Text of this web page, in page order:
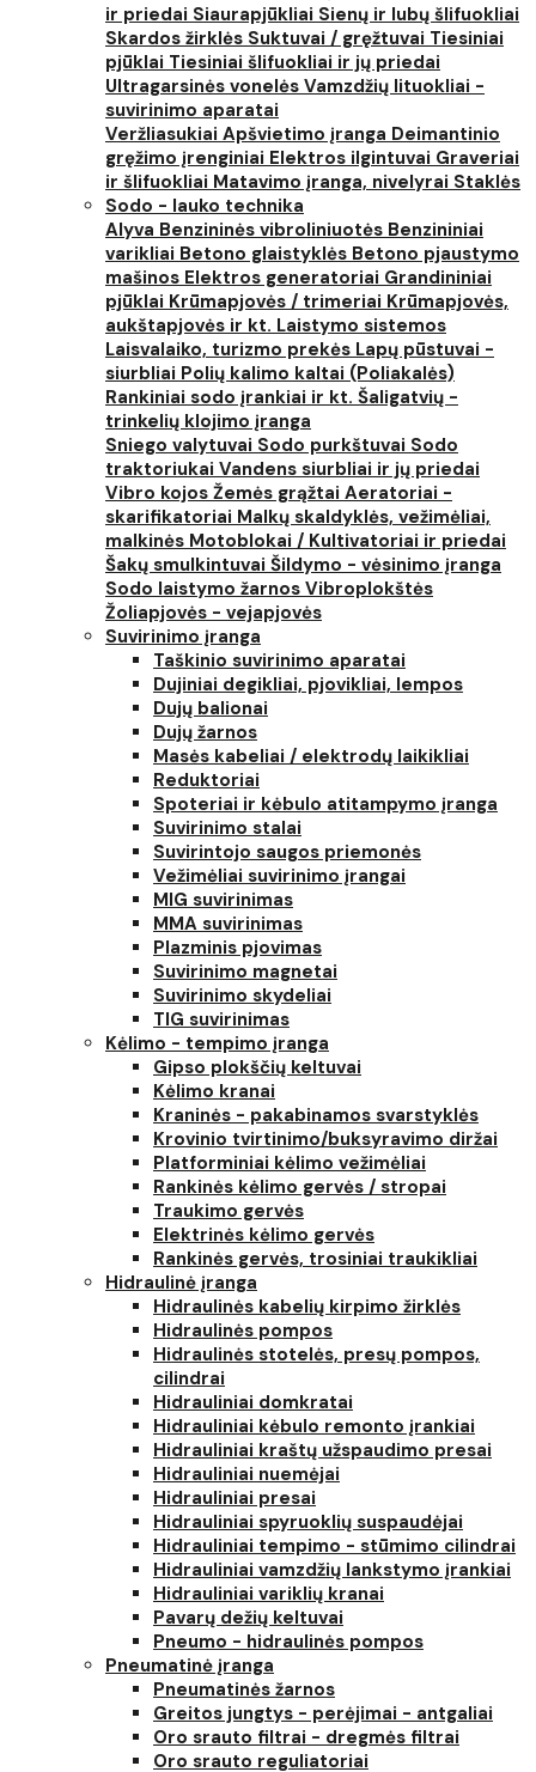
ir priedai Siaurapjūkliai Sienų ir lubų šlifuokliai
Skardos žirklės Suktuvai / gręžtuvai Tiesiniai
pjūklai Tiesiniai šlifuokliai ir jų priedai
Ultragarsinės vonelės Vamzdžių lituokliai -
suvirinimo aparatai
Veržliasukiai Apšvietimo įranga Deimantinio
gręžimo įrenginiai Elektros ilgintuvai Graveriai
ir šlifuokliai Matavimo įranga, nivelyrai Staklės
Sodo - lauko technika
Alyva Benzininės vibroliniuotės Benzininiai
varikliai Betono glaistyklės Betono pjaustymo
mašinos Elektros generatoriai Grandininiai
pjūklai Krūmapjovės / trimeriai Krūmapjovės,
aukštapjovės ir kt. Laistymo sistemos
Laisvalaiko, turizmo prekės Lapų pūstuvai -
siurbliai Polių kalimo kaltai (Poliakalės)
Rankiniai sodo įrankiai ir kt. Šaligatvių -
trinkelių klojimo įranga
Sniego valytuvai Sodo purkštuvai Sodo
traktoriukai Vandens siurbliai ir jų priedai
Vibro kojos Žemės grąžtai Aeratoriai -
skarifikatoriai Malkų skaldyklės, vežimėliai,
malkinės Motoblokai / Kultivatoriai ir priedai
Šakų smulkintuvai Šildymo - vėsinimo įranga
Sodo laistymo žarnos Vibroplokštės
Žoliapjovės - vejapjovės
Suvirinimo įranga
Taškinio suvirinimo aparatai
Dujiniai degikliai, pjovikliai, lempos
Dujų balionai
Dujų žarnos
Masės kabeliai / elektrodų laikikliai
Reduktoriai
Spoteriai ir kėbulo atitampymo įranga
Suvirinimo stalai
Suvirintojo saugos priemonės
Vežimėliai suvirinimo įrangai
MIG suvirinimas
MMA suvirinimas
Plazminis pjovimas
Suvirinimo magnetai
Suvirinimo skydeliai
TIG suvirinimas
Kėlimo - tempimo įranga
Gipso plokščių keltuvai
Kėlimo kranai
Kraninės - pakabinamos svarstyklės
Krovinio tvirtinimo/buksyravimo diržai
Platforminiai kėlimo vežimėliai
Rankinės kėlimo gervės / stropai
Traukimo gervės
Elektrinės kėlimo gervės
Rankinės gervės, trosiniai traukikliai
Hidraulinė įranga
Hidraulinės kabelių kirpimo žirklės
Hidraulinės pompos
Hidraulinės stotelės, presų pompos,
cilindrai
Hidrauliniai domkratai
Hidrauliniai kėbulo remonto įrankiai
Hidrauliniai kraštų užspaudimo presai
Hidrauliniai nuemėjai
Hidrauliniai presai
Hidrauliniai spyruoklių suspaudėjai
Hidrauliniai tempimo - stūmimo cilindrai
Hidrauliniai vamzdžių lankstymo įrankiai
Hidrauliniai variklių kranai
Pavarų dežių keltuvai
Pneumo - hidraulinės pompos
Pneumatinė įranga
Pneumatinės žarnos
Greitos jungtys - perėjimai - antgaliai
Oro srauto filtrai - dregmės filtrai
Oro srauto reguliatoriai